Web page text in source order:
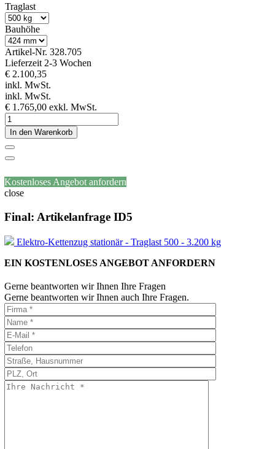
Traglast
Bauhöhe
Artikel-Nr. 328.705
Lieferzeit 2-3 Wochen
€ 2.100,35
inkl. MwSt.
inkl. MwSt.
€ 1.765,00 exkl. MwSt.
In den Warenkorb
Kostenloses Angebot anfordern
close
Final: Artikelanfrage ID5
Elektro-Kettenzug stationär - Traglast 500 - 3.200 kg
EIN KOSTENLOSES ANGEBOT ANFORDERN
Gerne beantworten wir Ihnen Ihre Fragen
Gerne beantworten wir Ihnen auch Ihre Fragen.